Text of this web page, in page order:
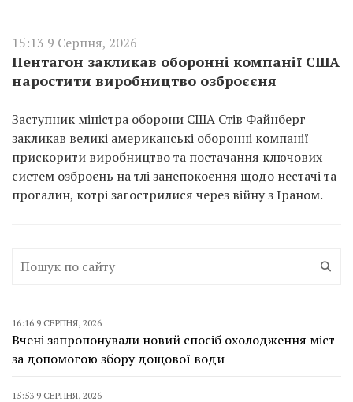
15:13 9 Серпня, 2026
Пентагон закликав оборонні компанії США
наростити виробництво озброєєня
Заступник міністра оборони США Стів Файнберг
закликав великі американські оборонні компанії
прискорити виробництво та постачання ключових
систем озброєнь на тлі занепокоєння щодо нестачі та
прогалин, котрі загострилися через війну з Іраном.
16:16 9 СЕРПНЯ, 2026
Вчені запропонували новий спосіб охолодження міст
за допомогою збору дощової води
15:53 9 СЕРПНЯ, 2026